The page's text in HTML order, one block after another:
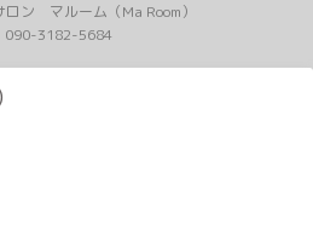
ロン マルーム（Ma Room）
090-3182-5684